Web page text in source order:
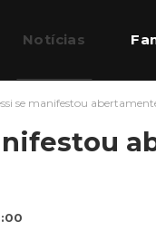
Notícias
se manifestou